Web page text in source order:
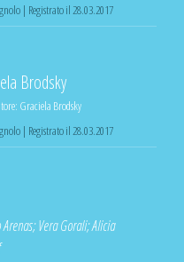
| Registrato il 28.03.2017
Brodsky
Graciela Brodsky
| Registrato il 28.03.2017
;Vera Gorali;Alicia